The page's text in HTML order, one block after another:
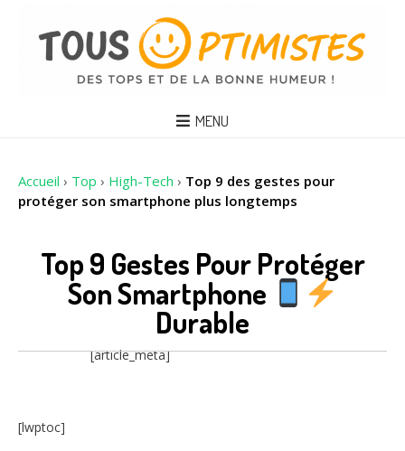
MENU
Accueil › Top › High-Tech › Top 9 des gestes pour
protéger son smartphone plus longtemps
Top 9 Gestes Pour Protéger
Son Smartphone
Durable
[article_meta]
[lwptoc]